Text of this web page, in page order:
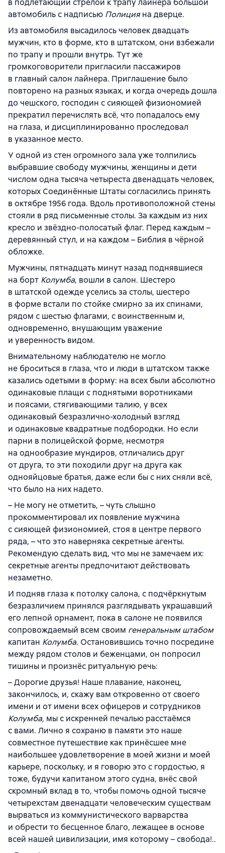
в подлетающий стрелой к трапу лайнера большой
автомобиль с надписью Полицияна дверце.
Из автомобиля высадилось человек двадцать
мужчин, кто в форме, кто в штатском, они взбежали
по трапу и прошли внутрь. Тут же
громкоговорители пригласили пассажиров
в главный салон лайнера. Приглашение было
повторено на разных языках, и когда очередь дошла
до чешского, господин с сияющей физиономией
прекратил перечислять всё, что попадалось ему
на глаза, и дисциплинированно проследовал
в указанное место.
У одной из стен огромного зала уже толпились
выбравшие свободу мужчины, женщины и дети
числом одна тысяча четыреста двенадцать человек,
которых Соединённые Штаты согласились принять
в октябре 1956 года. Вдоль противоположной стены
стояли в ряд письменные столы. За каждым из них
кресло и звёздно-полосатый флаг. Перед каждым –
деревянный стул, и на каждом – Библия в чёрной
обложке.
Мужчины, пятнадцать минут назад поднявшиеся
на борт Колумба, вошли в салон. Шестеро
в штатской одежде уселись за столы, шестеро
в форме встали по стойке смирно за их спинами,
рядом с шестью флагами, с воинственным и,
одновременно, внушающим уважение
и уверенность видом.
Внимательному наблюдателю не могло
не броситься в глаза, что и люди в штатском также
казались одетыми в форму: на всех были абсолютно
одинаковые плащи с поднятыми воротниками
и поясами, стягивающими талию, у всех
одинаковый безразлично-холодный взгляд
и одинаковые квадратные подбородки. Но если
парни в полицейской форме, несмотря
на однообразие мундиров, отличались друг
от друга, то эти походили друг на друга как
однояйцовые братья, даже если бы с них сняли всё,
что было на них надето.
– Не могу не отметить, – чуть слышно
прокомментировал их появление мужчина
с сияющей физиономией, стоя в центре первого
ряда, – что это наверняка секретные агенты.
Рекомендую сделать вид, что мы не замечаем их:
секретные агенты предпочитают действовать
незаметно.
И подняв глаза к потолку салона, с подчёркнутым
безразличием принялся разглядывать украшавший
его лепной орнамент, пока в салоне не появился
сопровождаемый всем своим генеральным штабом
капитан Колумба. Остановившись точно посредине
между рядом столов и беженцами, он попросил
тишины и произнёс ритуальную речь:
– Дорогие друзья! Наше плавание, наконец,
закончилось, и, скажу вам откровенно от своего
имени и от имени всех офицеров и сотрудников
Колумба, мы с искренней печалью расстаёмся
с вами. Лично я сохраню в памяти это наше
совместное путешествие как принёсшее мне
наибольшее удовлетворение в моей жизни и моей
карьере, поскольку, и я говорю это с гордостью, я
тоже, будучи капитаном этого судна, внёс свой
скромный вклад в то, чтобы помочь одной тысяче
четырехстам двенадцати человеческим существам
вырваться из коммунистического варварства
и обрести то бесценное благо, лежащее в основе
всей нашей цивилизации, имя которому – свобода!..